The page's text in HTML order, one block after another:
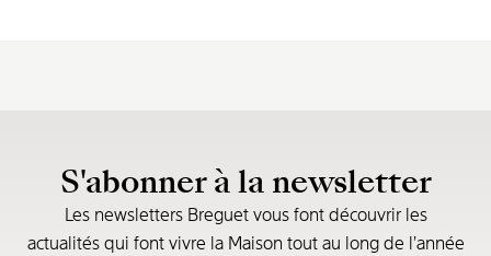
S'abonner à la newsletter
Les newsletters Breguet vous font découvrir les
actualités qui font vivre la Maison tout au long de l’année